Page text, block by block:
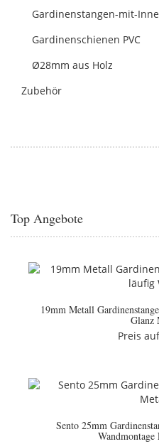
Gardinenstangen-mit-
Gardinenschienen PVC
Ø28mm aus Holz
Zubehör
Top Angebote
19mm Metall
Glanz
Preis
Sento 25mm